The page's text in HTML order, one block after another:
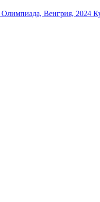
Олимпиада, Венгрия, 2024